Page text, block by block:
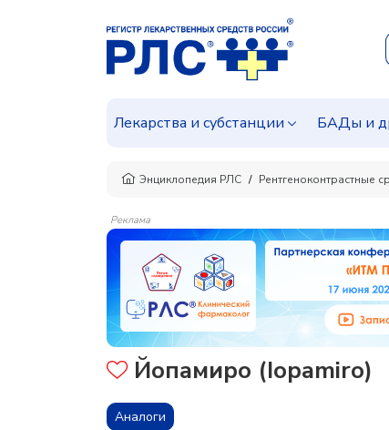
Лекарства и субстанции БАДы и
Энциклопедия РЛС Рентгеноконтрастные
Реклама
Йопамиро (Iopamiro)
Аналоги